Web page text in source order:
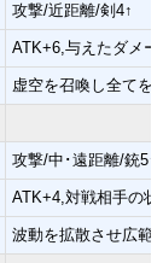
攻撃/近距離/剣4↑
ATK+6,与えたダメ
虚空を召喚し全てを
攻撃/中･遠距離/銃5↑
ATK+4,対戦相手の
波動を拡散させ広範